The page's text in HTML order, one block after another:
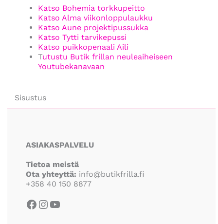
Katso Bohemia torkkupeitto
Katso Alma viikonloppulaukku
Katso Aune projektipussukka
Katso Tytti tarvikepussi
Katso puikkopenaali Aili
Tutustu Butik frillan neuleaiheiseen
Youtubekanavaan
Sisustus
ASIAKASPALVELU
Tietoa meistä
Ota yhteyttä: info@butikfrilla.fi
+358 40 150 8877